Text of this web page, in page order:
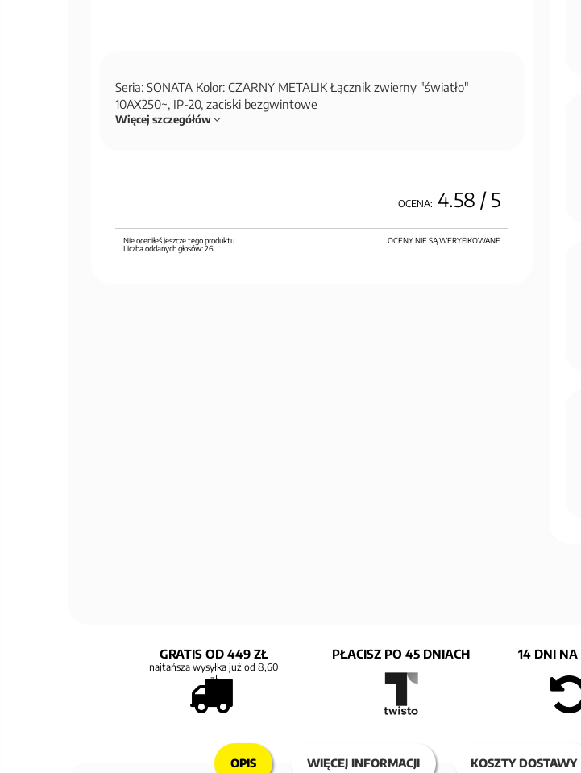
Seria: SONATA Kolor: CZARNY METALIK Łącznik zwierny "światło"
10AX250~, IP-20, zaciski bezgwintowe
Więcej szczegółów
OCENA: 4.58 / 5
OCENY NIE SĄ WERYFIKOWANE
Nie oceniłeś jeszcze tego produktu.
Liczba oddanych głosów:26
GRATIS OD 449 ZŁ
najtańsza wysyłka już od 8,60
zł
PŁACISZ PO 45 DNIACH 14 DNI NA
OPIS WIĘCEJ INFORMACJI KOSZTY DOSTAWY